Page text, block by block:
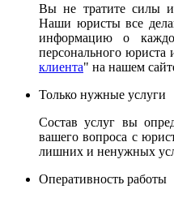
Вы не тратите силы и
Наши юристы все
информацию о
персонального
клиента" на нашем
Только нужные услуги
Состав услуг вы
вашего вопроса с
лишних и ненужных
Оперативность работы